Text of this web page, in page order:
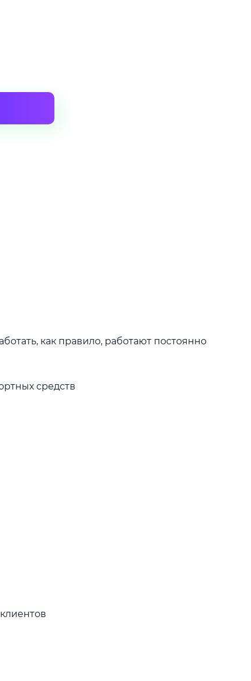
как правило, работают постоянно
средств